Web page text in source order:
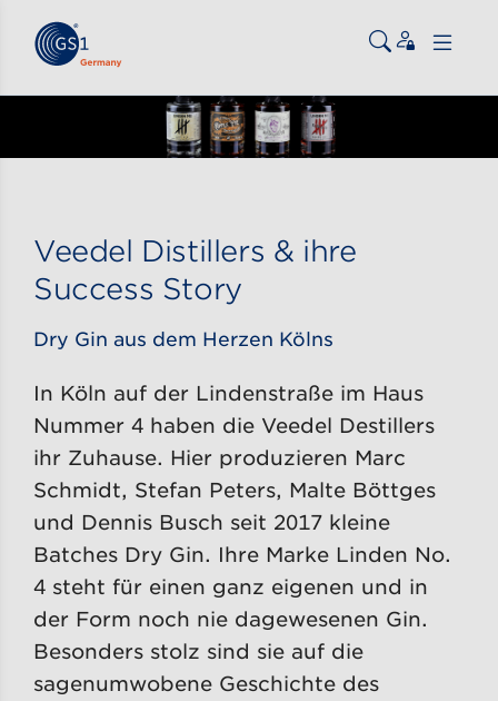
Veedel Distillers & ihre
Success Story
Dry Gin aus dem Herzen Kölns
In Köln auf der Lindenstraße im Haus
Nummer 4 haben die Veedel Destillers
ihr Zuhause. Hier produzieren Marc
Schmidt, Stefan Peters, Malte Böttges
und Dennis Busch seit 2017 kleine
Batches Dry Gin. Ihre Marke Linden No.
4 steht für einen ganz eigenen und in
der Form noch nie dagewesenen Gin.
Besonders stolz sind sie auf die
sagenumwobene Geschichte des